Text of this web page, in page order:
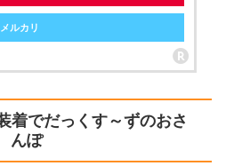
メルカリ
着でだっくす～ずのおさ
んぽ